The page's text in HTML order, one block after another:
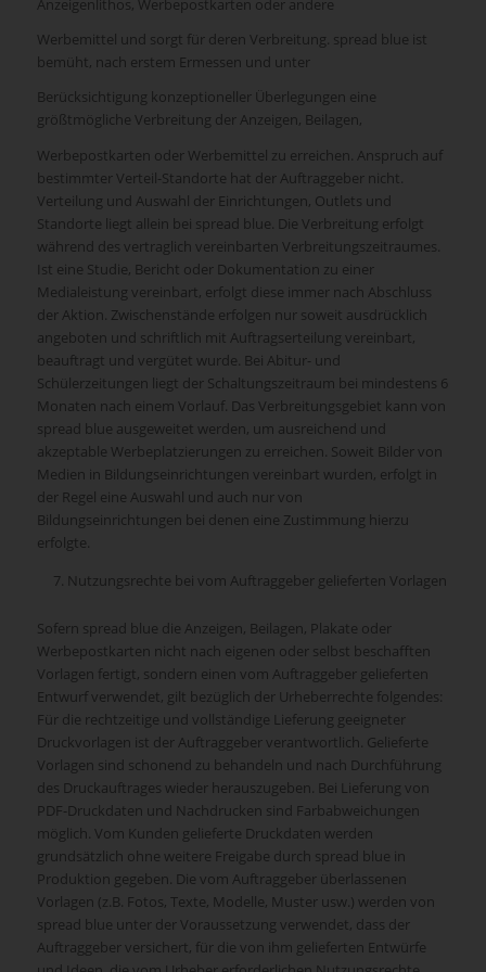
Anzeigenlithos, Werbepostkarten oder andere
Werbemittel und sorgt für deren Verbreitung. spread blue ist
bemüht, nach erstem Ermessen und unter
Berücksichtigung konzeptioneller Überlegungen eine
größtmögliche Verbreitung der Anzeigen, Beilagen,
Werbepostkarten oder Werbemittel zu erreichen. Anspruch auf
bestimmter Verteil-Standorte hat der Auftraggeber nicht.
Verteilung und Auswahl der Einrichtungen, Outlets und
Standorte liegt allein bei spread blue. Die Verbreitung erfolgt
während des vertraglich vereinbarten Verbreitungszeitraumes.
Ist eine Studie, Bericht oder Dokumentation zu einer
Medialeistung vereinbart, erfolgt diese immer nach Abschluss
der Aktion. Zwischenstände erfolgen nur soweit ausdrücklich
angeboten und schriftlich mit Auftragserteilung vereinbart,
beauftragt und vergütet wurde. Bei Abitur- und
Schülerzeitungen liegt der Schaltungszeitraum bei mindestens 6
Monaten nach einem Vorlauf. Das Verbreitungsgebiet kann von
spread blue ausgeweitet werden, um ausreichend und
akzeptable Werbeplatzierungen zu erreichen. Soweit Bilder von
Medien in Bildungseinrichtungen vereinbart wurden, erfolgt in
der Regel eine Auswahl und auch nur von
Bildungseinrichtungen bei denen eine Zustimmung hierzu
erfolgte.
Nutzungsrechte bei vom Auftraggeber gelieferten Vorlagen
Sofern spread blue die Anzeigen, Beilagen, Plakate oder
Werbepostkarten nicht nach eigenen oder selbst beschafften
Vorlagen fertigt, sondern einen vom Auftraggeber gelieferten
Entwurf verwendet, gilt bezüglich der Urheberrechte folgendes:
Für die rechtzeitige und vollständige Lieferung geeigneter
Druckvorlagen ist der Auftraggeber verantwortlich. Gelieferte
Vorlagen sind schonend zu behandeln und nach Durchführung
des Druckauftrages wieder herauszugeben. Bei Lieferung von
PDF-Druckdaten und Nachdrucken sind Farbabweichungen
möglich. Vom Kunden gelieferte Druckdaten werden
grundsätzlich ohne weitere Freigabe durch spread blue in
Produktion gegeben. Die vom Auftraggeber überlassenen
Vorlagen (z.B. Fotos, Texte, Modelle, Muster usw.) werden von
spread blue unter der Voraussetzung verwendet, dass der
Auftraggeber versichert, für die von ihm gelieferten Entwürfe